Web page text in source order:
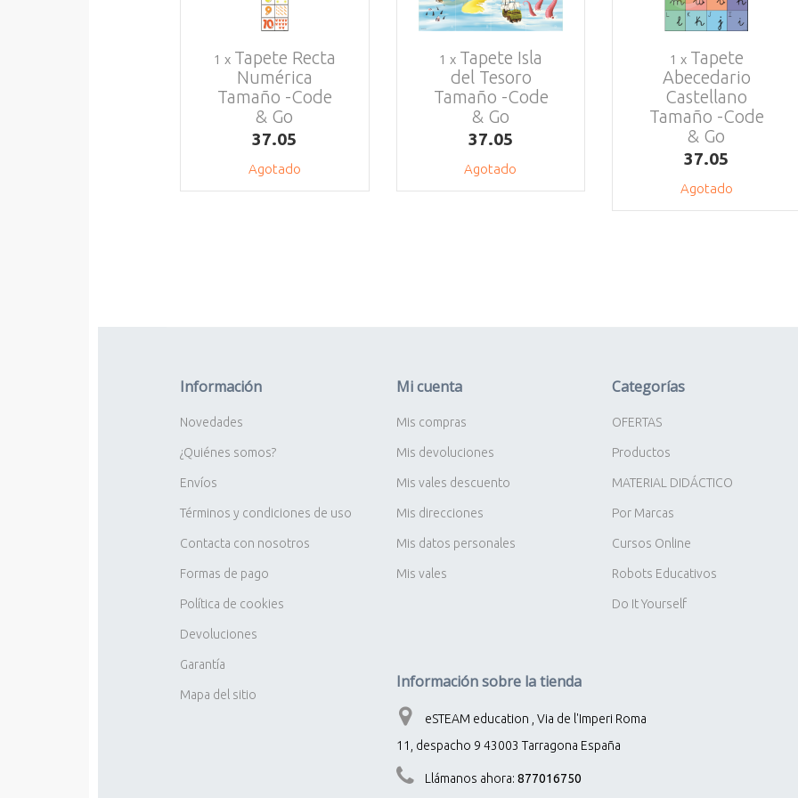
1 x Tapete Recta
Numérica
Tamaño -Code
& Go
37.05
Agotado
1 x Tapete Isla
del Tesoro
Tamaño -Code
& Go
37.05
Agotado
1 x Tapete
Abecedario
Castellano
Tamaño -Code
& Go
37.05
Agotado
Información
Novedades
¿Quiénes somos?
Envíos
Términos y condiciones de uso
Contacta con nosotros
Formas de pago
Política de cookies
Devoluciones
Garantía
Mapa del sitio
Mi cuenta
Mis compras
Mis devoluciones
Mis vales descuento
Mis direcciones
Mis datos personales
Mis vales
Categorías
OFERTAS
Productos
MATERIAL DIDÁCTICO
Por Marcas
Cursos Online
Robots Educativos
Do It Yourself
Información sobre la tienda
eSTEAM education , Via de l'Imperi Roma
11, despacho 9 43003 Tarragona España
Llámanos ahora: 877016750